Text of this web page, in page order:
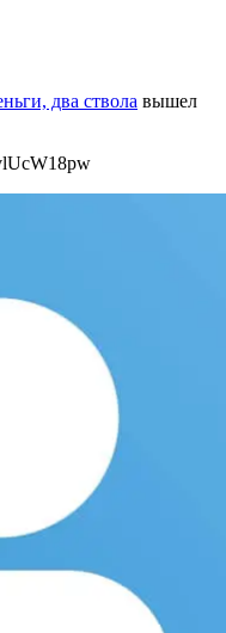
два ствола вышел